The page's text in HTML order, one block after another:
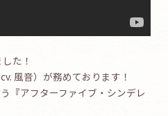
た！
風音）が務めております！
『アフターファイブ・シンデレ